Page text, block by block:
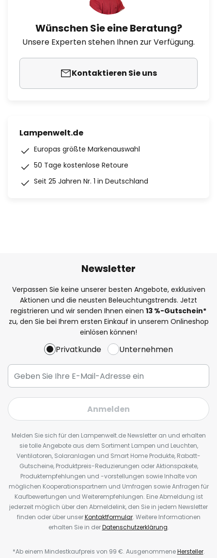
Wünschen Sie eine Beratung?
Unsere Experten stehen Ihnen zur Verfügung.
Kontaktieren Sie uns
Lampenwelt.de
Europas größte Markenauswahl
50 Tage kostenlose Retoure
Seit 25 Jahren Nr. 1 in Deutschland
Newsletter
Verpassen Sie keine unserer besten Angebote, exklusiven
Aktionen und die neusten Beleuchtungstrends. Jetzt
registrieren und wir senden Ihnen einen 13 %-Gutschein*
zu, den Sie bei Ihrem ersten Einkauf in unserem Onlineshop
einlösen können!
Privatkunde Unternehmen
Anmelden
Melden Sie sich für den Lampenwelt.de Newsletter an und erhalten
sie tolle Angebote aus dem Sortiment Lampen und Leuchten,
Ventilatoren, Solaranlagen und Smart Home Produkte, Rabatt-
Gutscheine, Produktpreis-Reduzierungen oder Aktionspakete,
Produktempfehlungen und -vorstellungen sowie Inhalte von
möglichen Kooperationspartnern und Umfragen sowie Anfragen für
Kaufbewertungen und Weiterempfehlungen. Eine Abmeldung ist
jederzeit möglich über den Abmeldelink, den Sie in jedem Newsletter
finden oder über unserKontaktformular. Weitere Informationen
erhalten Sie in derDatenschutzerklärung.
*Ab einem Mindestkaufpreis von 99 €. AusgenommeneHersteller.